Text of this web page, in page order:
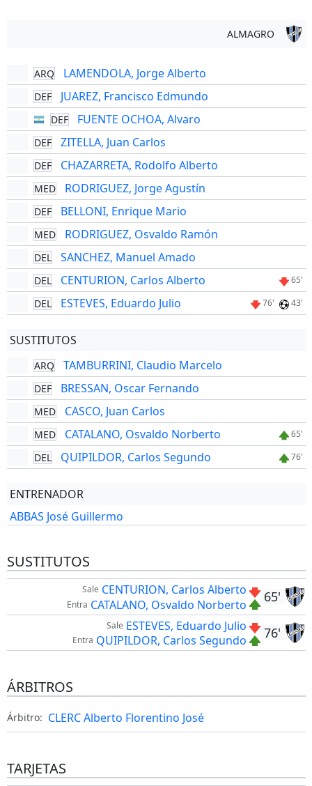
ALMAGRO
ARQ LAMENDOLA, Jorge Alberto
DEF JUAREZ, Francisco Edmundo
DEF FUENTE OCHOA, Alvaro
DEF ZITELLA, Juan Carlos
DEF CHAZARRETA, Rodolfo Alberto
MED RODRIGUEZ, Jorge Agustín
DEF BELLONI, Enrique Mario
MED RODRIGUEZ, Osvaldo Ramón
DEL SANCHEZ, Manuel Amado
DEL CENTURION, Carlos Alberto 65'
DEL ESTEVES, Eduardo Julio 76' 43'
SUSTITUTOS
ARQ TAMBURRINI, Claudio Marcelo
DEF BRESSAN, Oscar Fernando
MED CASCO, Juan Carlos
MED CATALANO, Osvaldo Norberto 65'
DEL QUIPILDOR, Carlos Segundo 76'
ENTRENADOR
ABBAS José Guillermo
SUSTITUTOS
65'
Sale CENTURION, Carlos Alberto
Entra CATALANO, Osvaldo Norberto
76'
Sale ESTEVES, Eduardo Julio
Entra QUIPILDOR, Carlos Segundo
ÁRBITROS
Árbitro: CLERC Alberto Florentino José
TARJETAS